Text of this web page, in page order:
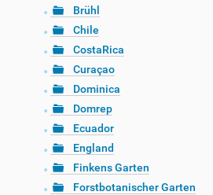
Brühl
Chile
CostaRica
Curaçao
Dominica
Domrep
Ecuador
England
Finkens Garten
Forstbotanischer Garten